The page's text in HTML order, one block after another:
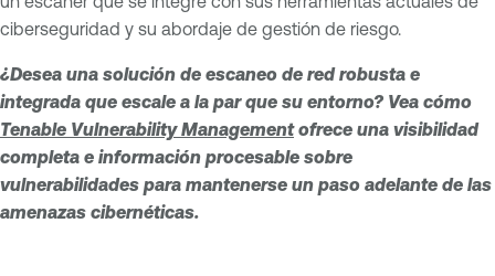
ciberseguridad y su abordaje de gestión de riesgo.
¿Desea una solución de escaneo de red robusta e
integrada que escale a la par que su entorno? Vea cómo
Tenable Vulnerability Managementofrece una visibilidad
completa e información procesable sobre
vulnerabilidades para mantenerse un paso adelante de las
amenazas cibernéticas.